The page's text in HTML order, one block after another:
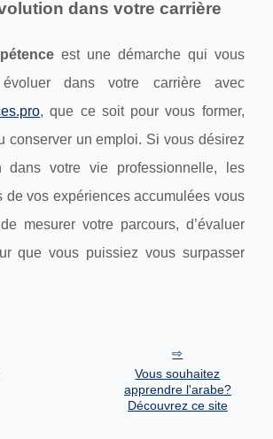
dans votre carrière
est une démarche qui vous
dans votre carrière avec
, que ce soit pour vous former,
conserver un emploi. Si vous désirez
dans votre vie professionnelle, les
de vos expériences accumulées vous
mesurer votre parcours, d’évaluer
que vous puissiez vous surpasser
Vous souhaitez
apprendre l'arabe?
Découvrez ce site